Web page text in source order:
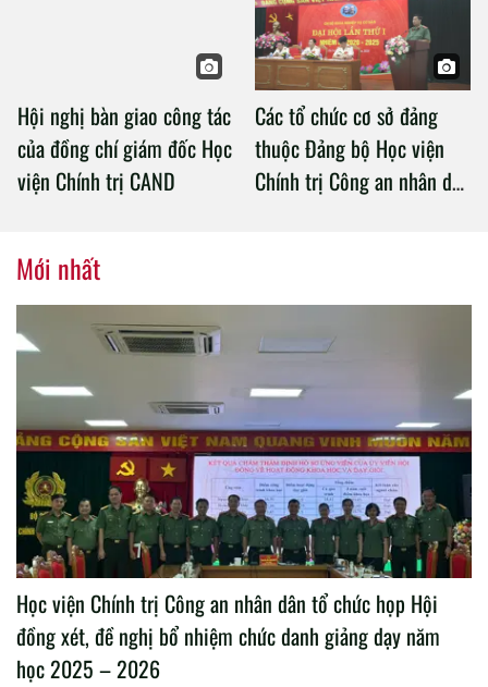
Hội nghị bàn giao công tác
của đồng chí giám đốc Học
viện Chính trị CAND
Các tổ chức cơ sở đảng
thuộc Đảng bộ Học viện
Chính trị Công an nhân dân
Mới nhất
Học viện Chính trị Công an nhân dân tổ chức họp Hội
đồng xét, đề nghị bổ nhiệm chức danh giảng dạy năm
học 2025 – 2026